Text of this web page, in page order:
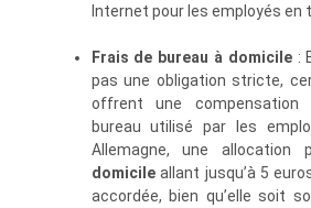
Internet pour les employés en
Frais de bureau à domicile:
pas une obligation stricte,
offrent une compensation
bureau utilisé par les
Allemagne, une allocation
domicileallant jusqu’à 5
accordée, bien qu’elle soit